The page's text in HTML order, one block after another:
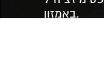
באמזון.